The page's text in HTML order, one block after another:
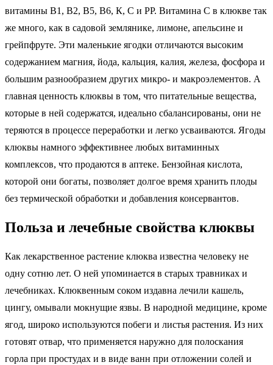
витамины В1, В2, В5, В6, К, С и РР. Витамина С в клюкве так
же много, как в садовой землянике, лимоне, апельсине и
грейпфруте. Эти маленькие ягодки отличаются высоким
содержанием магния, йода, кальция, калия, железа, фосфора и
большим разнообразием других микро- и макроэлементов. А
главная ценность клюквы в том, что питательные вещества,
которые в ней содержатся, идеально сбалансированы, они не
теряются в процессе переработки и легко усваиваются. Ягоды
клюквы намного эффективнее любых витаминных
комплексов, что продаются в аптеке. Бензойная кислота,
которой они богаты, позволяет долгое время хранить плоды
без термической обработки и добавления консервантов.
Польза и лечебные свойства клюквы
Как лекарственное растение клюква известна человеку не
одну сотню лет. О ней упоминается в старых травниках и
лечебниках. Клюквенным соком издавна лечили кашель,
цингу, омывали мокнущие язвы. В народной медицине, кроме
ягод, широко используются побеги и листья растения. Из них
готовят отвар, что применяется наружно для полоскания
горла при простудах и в виде ванн при отложении солей и